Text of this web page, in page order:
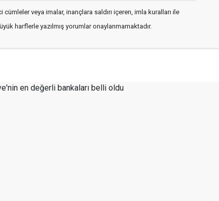
veya imalar, inançlara saldırı içeren, imla kuralları ile
harflerle yazılmış yorumlar onaylanmamaktadır.